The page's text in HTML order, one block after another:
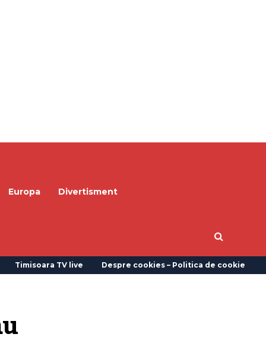
Europa Divertisment
Timisoara TV live Despre cookies – Politica de cookie